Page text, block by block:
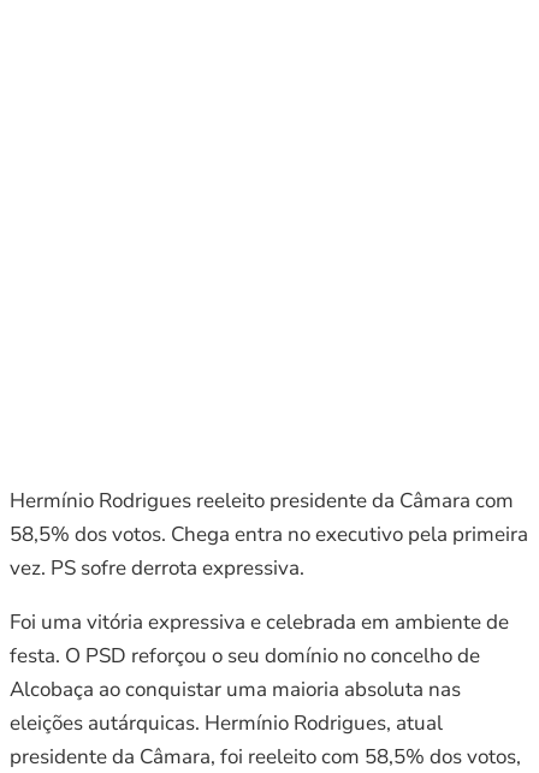
Hermínio Rodrigues reeleito presidente da Câmara com
58,5% dos votos. Chega entra no executivo pela primeira
vez. PS sofre derrota expressiva.
Foi uma vitória expressiva e celebrada em ambiente de
festa. O PSD reforçou o seu domínio no concelho de
Alcobaça ao conquistar uma maioria absoluta nas
eleições autárquicas. Hermínio Rodrigues, atual
presidente da Câmara, foi reeleito com 58,5% dos votos,